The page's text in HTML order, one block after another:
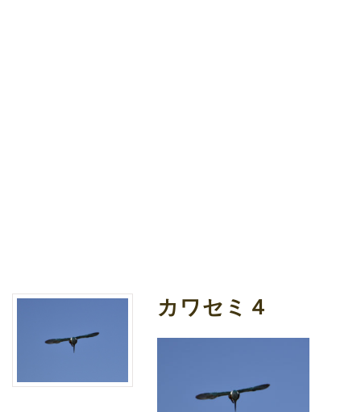
カワセミ４